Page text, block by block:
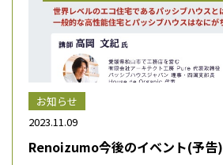
お知らせ
2023.11.09
Renoizumo今後のイベント(予告)